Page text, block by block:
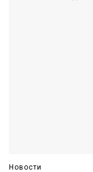
Новости